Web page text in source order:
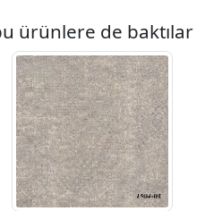
ürünlere de baktılar